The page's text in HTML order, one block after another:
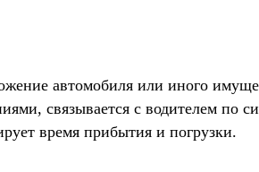
автомобиля или иного
связывается с водителем по
время прибытия и погрузки.